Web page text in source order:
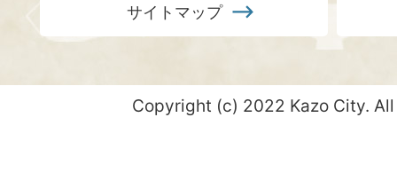
サイトマップ
Copyright (c) 2022 Kazo City.